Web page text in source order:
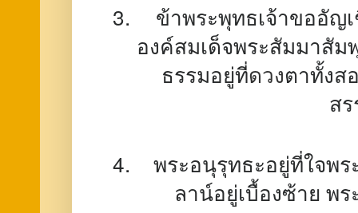
ข้าพระพุทธเจ้าขออัญ
องค์สมเด็จพระสัมมาสั
ธรรมอยู่ที่ดวงตาทั้งส
ส
พระอนุรุทธะอยู่ที่ใจพ
ลาน์อยู่เบื้องซ้าย